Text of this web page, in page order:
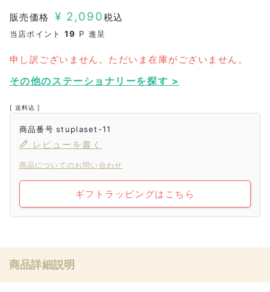
販売価格 ¥ 2,090税込
当店ポイント 19 P 進呈
申し訳ございません。ただいま在庫がございません。
その他のステーショナリーを探す >
送料込
商品番号 stuplaset-11
レビューを書く
商品についてのお問い合わせ
ギフトラッピングはこちら
商品詳細説明